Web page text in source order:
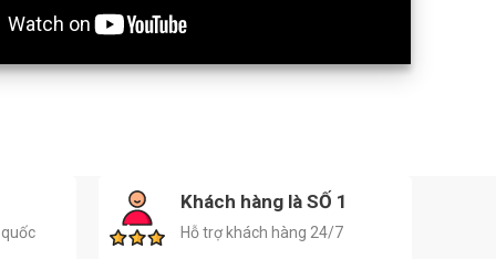
Khách hàng là SỐ 1
Hỗ trợ khách hàng 24/7